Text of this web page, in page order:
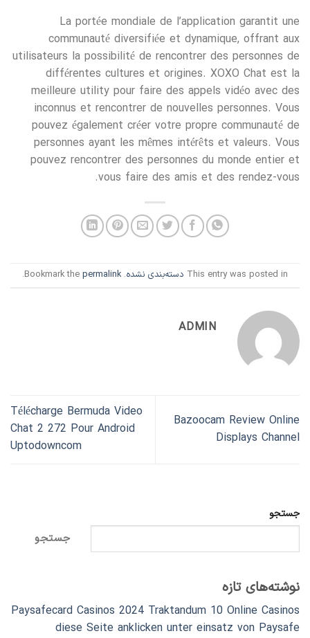
La portée mondiale de l’application garantit une
communauté diversifiée et dynamique, offrant aux
utilisateurs la possibilité de rencontrer des personnes de
différentes cultures et origines. XOXO Chat est la
meilleure utility pour faire des appels vidéo avec des
inconnus et rencontrer de nouvelles personnes. Vous
pouvez également créer votre propre communauté de
personnes ayant les mêmes intérêts et valeurs. Vous
pouvez rencontrer des personnes du monde entier et
vous faire des amis et des rendez-vous.
This entry was posted in دسته‌بندی نشده. Bookmark the
permalink
.
ADMIN
Bazoocam Review Online
Displays Channel
Télécharge Bermuda Video
Chat 2 272 Pour Android
Uptodowncom
جستجو
جستجو
نوشته‌های تازه
Paysafecard Casinos 2024 Traktandum 10 Online Casinos
diese Seite anklicken unter einsatz von Paysafe